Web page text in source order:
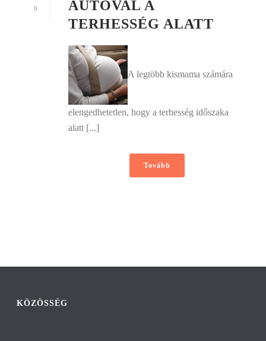
0
AUTÓVAL A
TERHESSÉG ALATT
A legtöbb kismama számára
elengedhetetlen, hogy a terhesség időszaka
alatt [...]
Tovább
KÖZÖSSÉG